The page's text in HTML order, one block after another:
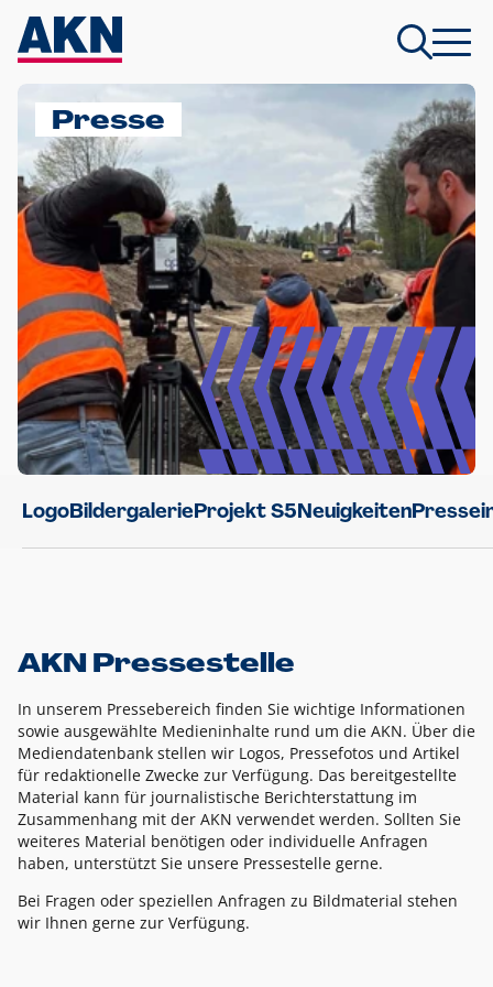
Presse
LogoBildergalerieProjekt S5Neuigkeiten
AKN Pressestelle
In unserem Pressebereich finden Sie wichtige Informationen
sowie ausgewählte Medieninhalte rund um die AKN. Über die
Mediendatenbank stellen wir Logos, Pressefotos und Artikel
für redaktionelle Zwecke zur Verfügung. Das bereitgestellte
Material kann für journalistische Berichterstattung im
Zusammenhang mit der AKN verwendet werden. Sollten Sie
weiteres Material benötigen oder individuelle Anfragen
haben, unterstützt Sie unsere Pressestelle gerne.
Bei Fragen oder speziellen Anfragen zu Bildmaterial stehen
wir Ihnen gerne zur Verfügung.